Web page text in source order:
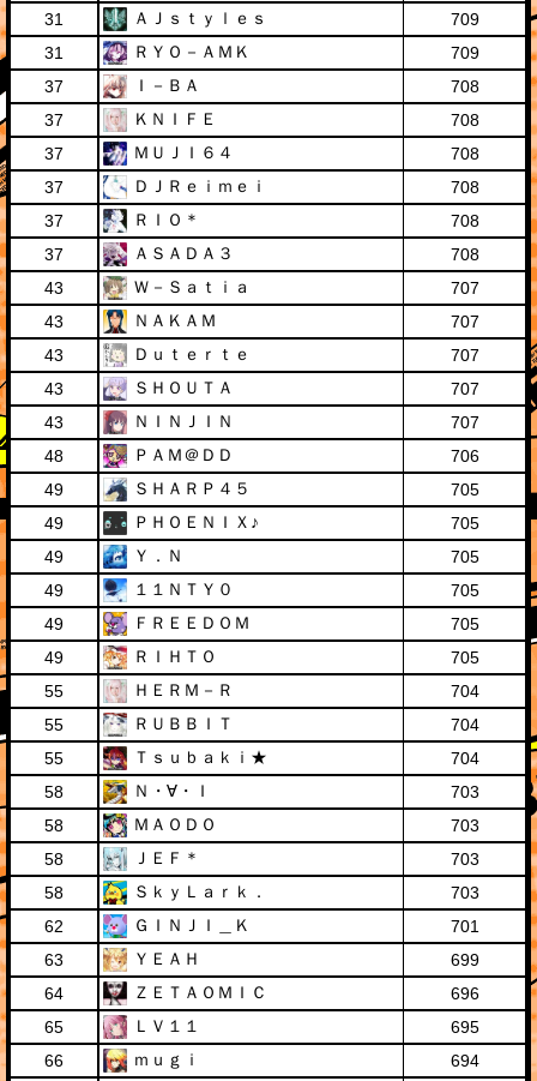
31
ＡＪｓｔｙｌｅｓ
709
31
ＲＹＯ－ＡＭＫ
709
37
Ｉ－ＢＡ
708
37
ＫＮＩＦＥ
708
37
ＭＵＪＩ６４
708
37
ＤＪＲｅｉｍｅｉ
708
37
ＲＩＯ＊
708
37
ＡＳＡＤＡ３
708
43
Ｗ－Ｓａｔｉａ
707
43
ＮＡＫＡＭ
707
43
Ｄｕｔｅｒｔｅ
707
43
ＳＨＯＵＴＡ
707
43
ＮＩＮＪＩＮ
707
48
ＰＡＭ＠ＤＤ
706
49
ＳＨＡＲＰ４５
705
49
ＰＨＯＥＮＩＸ♪
705
49
Ｙ．Ｎ
705
49
１１ＮＴＹ０
705
49
ＦＲＥＥＤＯＭ
705
49
ＲＩＨＴＯ
705
55
ＨＥＲＭ－Ｒ
704
55
ＲＵＢＢＩＴ
704
55
Ｔｓｕｂａｋｉ★
704
58
Ｎ・∀・Ｉ
703
58
ＭＡＯＤＯ
703
58
ＪＥＦ＊
703
58
ＳｋｙＬａｒｋ．
703
62
ＧＩＮＪＩ＿Ｋ
701
63
ＹＥＡＨ
699
64
ＺＥＴＡＯＭＩＣ
696
65
ＬＶ１１
695
66
ｍｕｇｉ
694